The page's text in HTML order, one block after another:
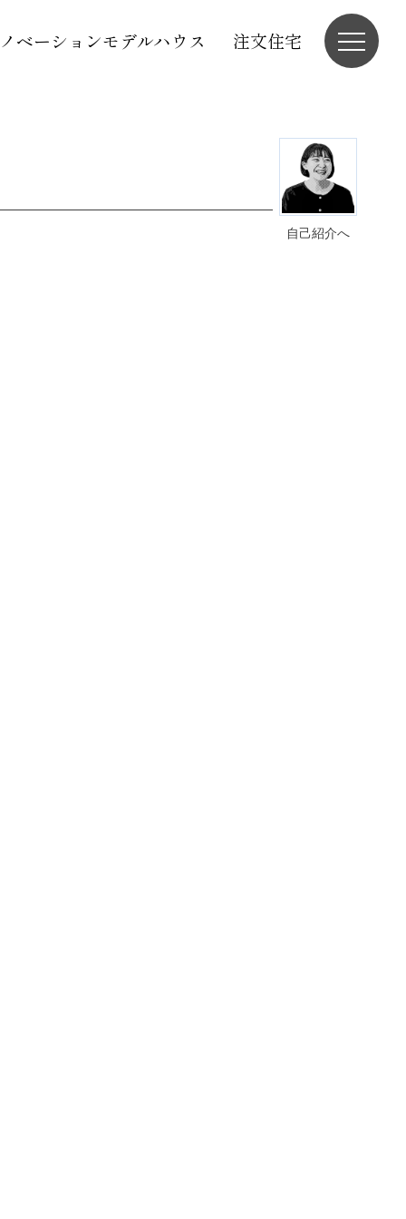
ベーションモデルハウス 注文住宅
自己紹介へ